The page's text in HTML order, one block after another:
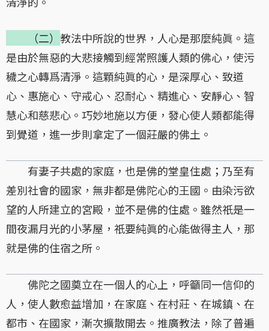
（二） 教法中所說的世界，人心是那麼純眞。這
是由於無惡的大悲接觸到經常照護人類的佛心，使污
穢之心轉爲清淨。這顆純眞的心，是深厚心、致道
心、惠施心、守戒心、忍耐心、精進心、安靜心、智
慧心和慈悲心。巧妙地施以方便，發心使人類都能得
到覺道，進一步則拿定了一個莊嚴的佛土。
有妻子共處的家庭，也是佛的堂皇住處；乃至有
差別社會的國家，無非都是佛陀心的王國。由染污欲
望的人所建立的宮殿，並不是佛的住處。雖然祇是一
間夜漏月光的小茅屋，祇要純眞的心能做得主人，那
就是佛的住宿之所。
佛陀之國奠立在一個人的心上，呼籲同一信仰的
人，使人數愈益增加，在家庭、在村莊、在城鎮、在
都市、在國家，漸次擴散開去。推廣教法，除了普遍